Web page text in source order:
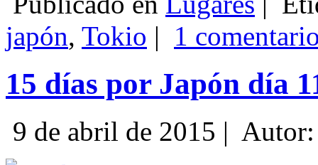
japón, Tokio | 1
15 días por Japón día
9 de abril de 2015 |